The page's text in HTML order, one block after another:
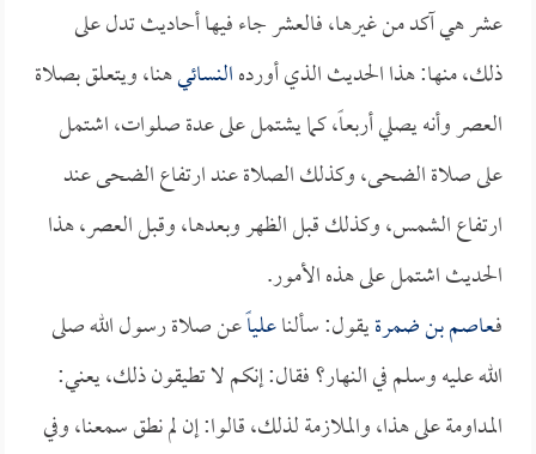
عشر هي آكد من غيرها، فالعشر جاء فيها أحاديث تدل على
ذلك، منها: هذا الحديث الذي أوردهالنسائيهنا، ويتعلق بصلاة
العصر وأنه يصلي أربعاً، كما يشتمل على عدة صلوات، اشتمل
على صلاة الضحى، وكذلك الصلاة عند ارتفاع الضحى عند
ارتفاع الشمس، وكذلك قبل الظهر وبعدها، وقبل العصر، هذا
الحديث اشتمل على هذه الأمور.
فـعاصم بن ضمرةيقول: سألناعلياًعن صلاة رسول الله صلى
الله عليه وسلم في النهار؟ فقال: إنكم لا تطيقون ذلك، يعني:
المداومة على هذا، والملازمة لذلك، قالوا: إن لم نطق سمعنا، وفي